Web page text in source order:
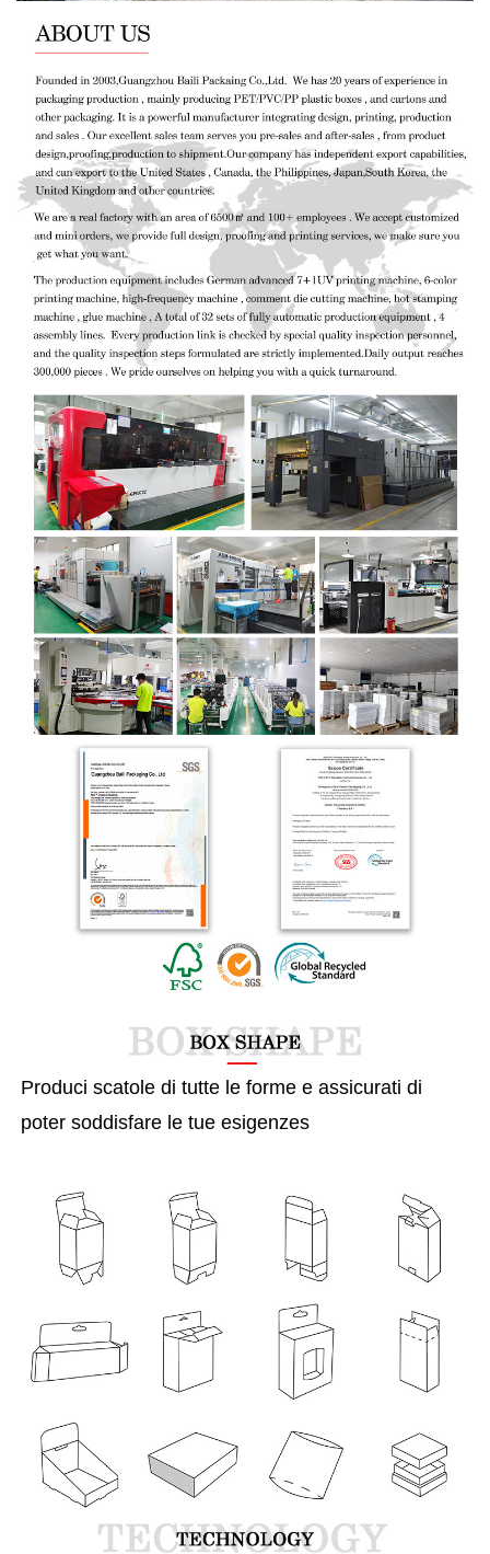
Produci scatole di tutte le forme e assicurati di
poter soddisfare le tue esigenzes